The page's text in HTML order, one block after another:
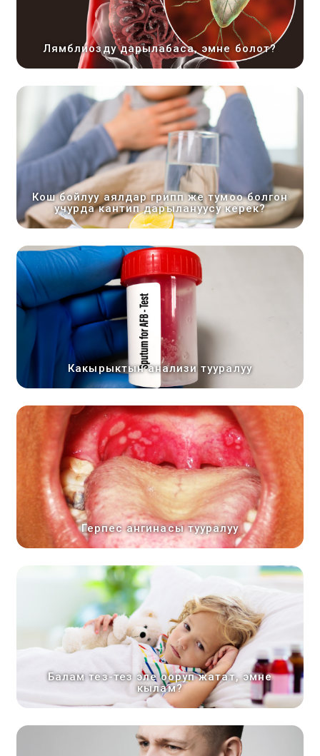
Лямблиозду дарылабаса, эмне болот?
Кош бойлуу аялдар грипп же тумоо болгон
учурда кантип дарылануусу керек?
Какырыктын анализи тууралуу
Герпес ангинасы тууралуу
Балам тез-тез эле ооруп жатат, эмне
кылам?